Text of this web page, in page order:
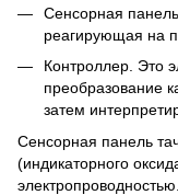
Сенсорная
реагирующая на
Контроллер. Это
преобразование
затем
Сенсорная панель
(индикаторного